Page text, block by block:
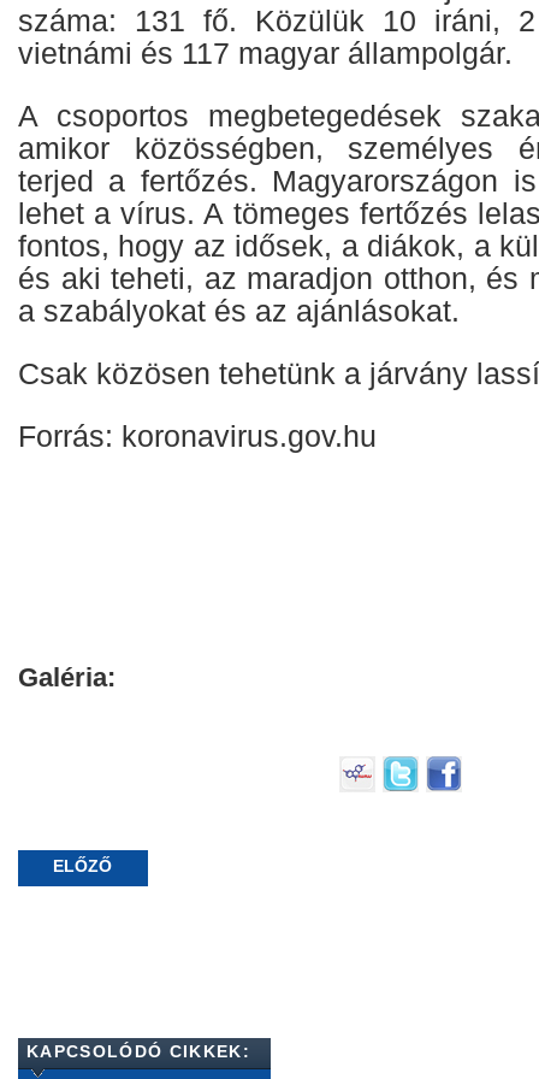
száma: 131 fő. Közülük 10 iráni,
vietnámi és 117 magyar állampolgár.
A csoportos megbetegedések
amikor közösségben, személyes
terjed a fertőzés. Magyarországon
lehet a vírus. A tömeges fertőzés
fontos, hogy az idősek, a diákok, a
és aki teheti, az maradjon otthon, és
a szabályokat és az ajánlásokat.
Csak közösen tehetünk a járvány
Forrás: koronavirus.gov.hu
Galéria:
ELŐZŐ
KAPCSOLÓDÓ CIKKEK: